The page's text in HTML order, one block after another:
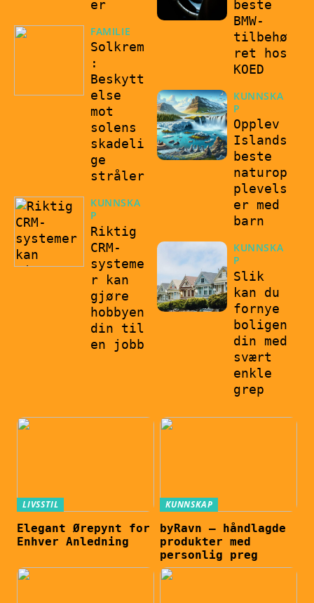
er
FAMILIE
Solkrem
:
Beskytt
else
mot
solens
skadeli
ge
stråler
KUNNSKA
P
Riktig
CRM-
systeme
r kan
gjøre
hobbyen
din til
en jobb
beste
BMW-
tilbehø
ret hos
KOED
KUNNSKA
P
Opplev
Islands
beste
naturop
plevels
er med
barn
KUNNSKA
P
Slik
kan du
fornye
boligen
din med
svært
enkle
grep
LIVSSTIL
Elegant Ørepynt for
Enhver Anledning
KUNNSKAP
byRavn – håndlagde
produkter med
personlig preg